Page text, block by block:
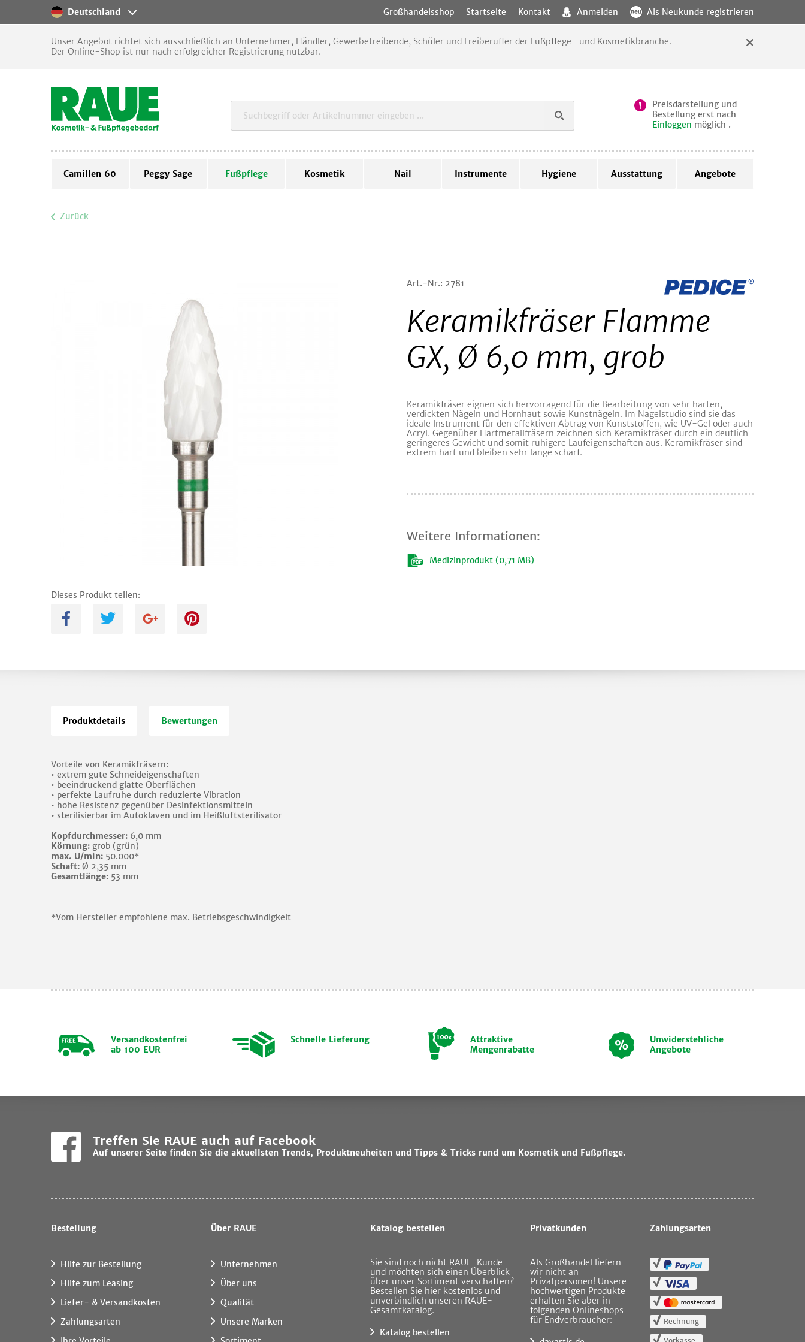
Deutschland Großhandelsshop Startseite Kontakt Anmelden Als Neukunde registrieren
Unser Angebot richtet sich ausschließlich an Unternehmer, Händler, Gewerbetreibende, Schüler und Freiberufler der Fußpflege- und Kosmetikbranche.
Der Online-Shop ist nur nach erfolgreicher Registrierung nutzbar.
Preisdarstellung und
Bestellung erst nach
Einloggen möglich .
Camillen 60 Peggy Sage Fußpflege Kosmetik Nail Instrumente Hygiene Ausstattung Angebote
Zurück
Dieses Produkt teilen:
A B C D
Art.-Nr.: 2781
Keramikfräser Flamme
GX, Ø 6,0 mm, grob
Keramikfräser eignen sich hervorragend für die Bearbeitung von sehr harten,
verdickten Nägeln und Hornhaut sowie Kunstnägeln. Im Nagelstudio sind sie das
ideale Instrument für den effektiven Abtrag von Kunststoffen, wie UV-Gel oder auch
Acryl. Gegenüber Hartmetallfräsern zeichnen sich Keramikfräser durch ein deutlich
geringeres Gewicht und somit ruhigere Laufeigenschaften aus. Keramikfräser sind
extrem hart und bleiben sehr lange scharf.
Weitere Informationen:
Medizinprodukt (0,71 MB)
Produktdetails Bewertungen
Vorteile von Keramikfräsern:
• extrem gute Schneideigenschaften
• beeindruckend glatte Oberflächen
• perfekte Laufruhe durch reduzierte Vibration
• hohe Resistenz gegenüber Desinfektionsmitteln
• sterilisierbar im Autoklaven und im Heißluftsterilisator
Kopfdurchmesser: 6,0 mm
Körnung: grob (grün)
max. U/min: 50.000*
Schaft: Ø 2,35 mm
Gesamtlänge: 53 mm
*Vom Hersteller empfohlene max. Betriebsgeschwindigkeit
Versandkostenfrei
ab 100 EUR
Schnelle Lieferung
Attraktive
Mengenrabatte
Unwiderstehliche
Angebote
Treffen Sie RAUE auch auf Facebook
Auf unserer Seite finden Sie die aktuellsten Trends, Produktneuheiten und Tipps & Tricks rund um Kosmetik und Fußpflege.
Bestellung
Hilfe zur Bestellung
Hilfe zum Leasing
Liefer- & Versandkosten
Zahlungsarten
Über RAUE
Unternehmen
Über uns
Qualität
Unsere Marken
Katalog bestellen
Sie sind noch nicht RAUE-Kunde
und möchten sich einen Überblick
über unser Sortiment verschaffen?
Bestellen Sie hier kostenlos und
unverbindlich unseren RAUE-
Gesamtkatalog.
Katalog bestellen
Privatkunden
Als Großhandel liefern
wir nicht an
Privatpersonen! Unsere
hochwertigen Produkte
erhalten Sie aber in
folgenden Onlineshops
für Endverbraucher:
Zahlungsarten
Rechnung